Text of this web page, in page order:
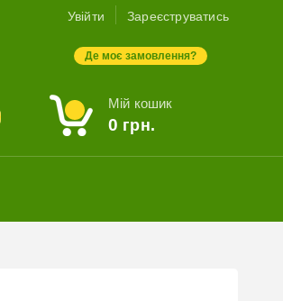
Увійти Зареєструватись
Де моє замовлення?
Мій кошик
0 грн.